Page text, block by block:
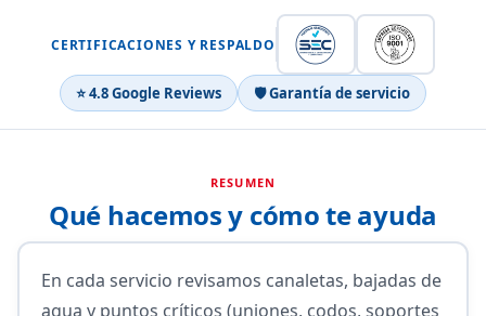
CERTIFICACIONES Y RESPALDO
⭐ 4.8 Google Reviews 🛡 Garantía de servicio
RESUMEN
Qué hacemos y cómo te ayuda
En cada servicio revisamos canaletas, bajadas de
agua y puntos críticos (uniones, codos, soportes